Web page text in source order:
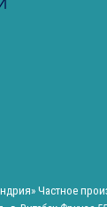
Частное